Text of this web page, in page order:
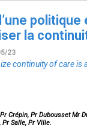
politique
la
23
continuity of care is
Crépin, Pr Dubousset Mr
Pr Salle, Pr Ville.